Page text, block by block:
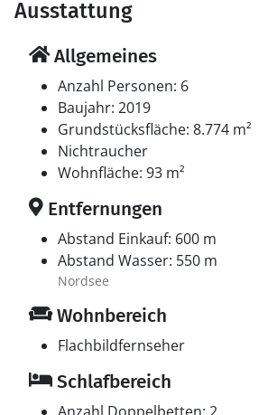
Ausstattung
Allgemeines
Anzahl Personen: 6
Baujahr: 2019
Grundstücksfläche: 8.774 m²
Nichtraucher
Wohnfläche: 93 m²
Entfernungen
Abstand Einkauf: 600 m
Abstand Wasser: 550 m
Nordsee
Wohnbereich
Flachbildfernseher
Schlafbereich